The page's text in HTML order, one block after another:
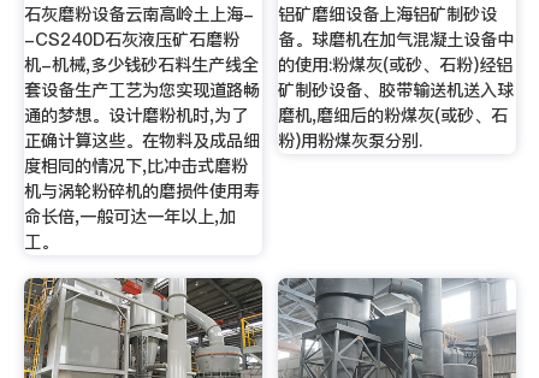
石灰磨粉设备云南高岭土上海-
-CS240D石灰液压矿石磨粉
机-机械,多少钱砂石料生产线全
套设备生产工艺为您实现道路畅
通的梦想。设计磨粉机时,为了
正确计算这些。在物料及成品细
度相同的情况下,比冲击式磨粉
机与涡轮粉碎机的磨损件使用寿
命长倍,一般可达一年以上,加
工。
铝矿磨细设备上海铝矿制砂设
备。球磨机在加气混凝土设备中
的使用:粉煤灰(或砂、石粉)经铝
矿制砂设备、胶带输送机送入球
磨机,磨细后的粉煤灰(或砂、石
粉)用粉煤灰泵分别.